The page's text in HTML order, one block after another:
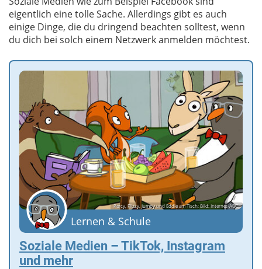
eigentlich eine tolle Sache. Allerdings gibt es auch
einige Dinge, die du dringend beachten solltest, wenn
du dich bei solch einem Netzwerk anmelden möchtest.
Percy, Flizzy, Jumpy und Eddie am Tisch; Bild: Internet-ABC
Lernen & Schule
Soziale Medien – TikTok, Instagram
und mehr